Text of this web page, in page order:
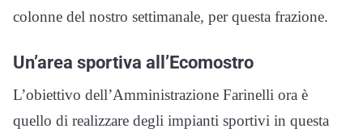
colonne del nostro settimanale, per questa frazione.
Un’area sportiva all’Ecomostro
L’obiettivo dell’Amministrazione Farinelli ora è
quello di realizzare degli impianti sportivi in questa